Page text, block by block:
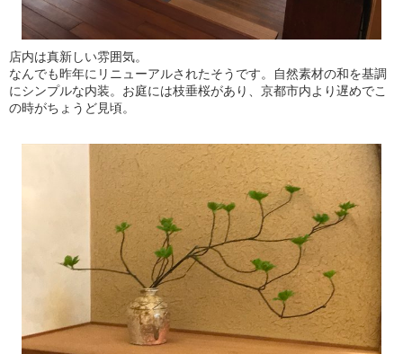
店内は真新しい雰囲気。
なんでも昨年にリニューアルされたそうです。自然素材の和を基調
にシンプルな内装。お庭には枝垂桜があり、京都市内より遅めでこ
の時がちょうど見頃。